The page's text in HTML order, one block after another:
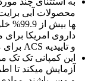
ها
و تاییدیه ACS برای مواد شیمیایی را دارد.
این کمپانی تک تک
آزمایش می­کند تا